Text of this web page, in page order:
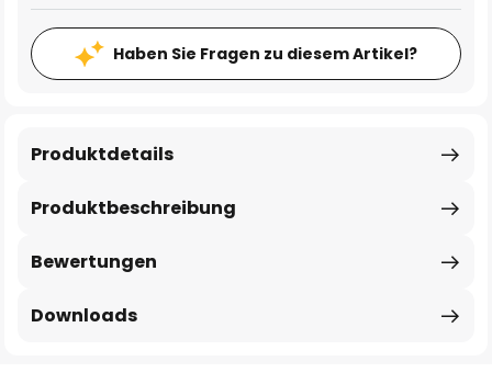
Haben Sie Fragen zu diesem Artikel?
Produktbeschreibung
Produktdetails
Bewertungen
Downloads